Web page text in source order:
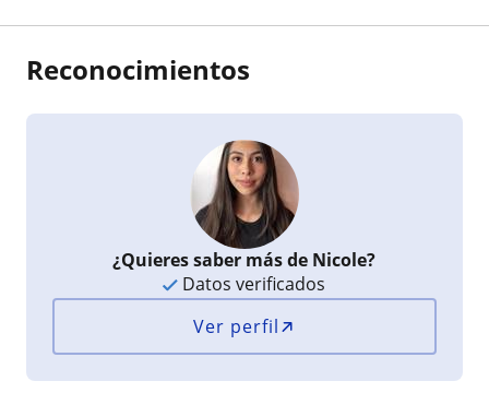
Reconocimientos
¿Quieres saber más de Nicole?
Datos verificados
Ver perfil